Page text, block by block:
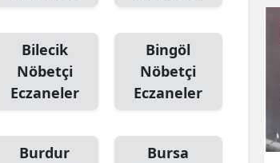
Bilecik
Nöbetçi
Eczaneler
Bingöl
Nöbetçi
Eczaneler
Burdur
Bursa